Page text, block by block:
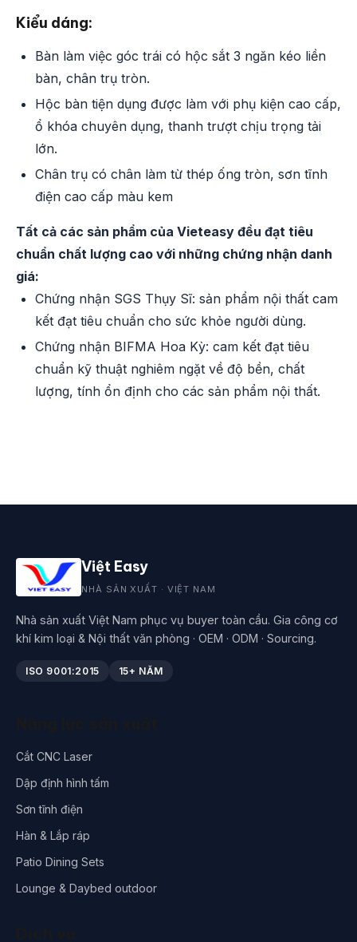
Kiểu dáng:
Bàn làm việc góc trái có hộc sắt 3 ngăn kéo liền
bàn, chân trụ tròn.
Hộc bàn tiện dụng được làm với phụ kiện cao cấp,
ổ khóa chuyên dụng, thanh trượt chịu trọng tải
lớn.
Chân trụ có chân làm từ thép ống tròn, sơn tĩnh
điện cao cấp màu kem
Tất cả các sản phẩm của Vieteasy đều đạt tiêu
chuẩn chất lượng cao với những chứng nhận danh
giá:
Chứng nhận SGS Thụy Sĩ: sản phẩm nội thất cam
kết đạt tiêu chuẩn cho sức khỏe người dùng.
Chứng nhận BIFMA Hoa Kỳ: cam kết đạt tiêu
chuẩn kỹ thuật nghiêm ngặt về độ bền, chất
lượng, tính ổn định cho các sản phẩm nội thất.
Việt Easy
NHÀ SẢN XUẤT · VIỆT NAM
Nhà sản xuất Việt Nam phục vụ buyer toàn cầu. Gia công cơ
khí kim loại & Nội thất văn phòng · OEM · ODM · Sourcing.
ISO 9001:2015 15+ NĂM
Cắt CNC Laser
Dập định hình tấm
Sơn tĩnh điện
Hàn & Lắp ráp
Patio Dining Sets
Lounge & Daybed outdoor